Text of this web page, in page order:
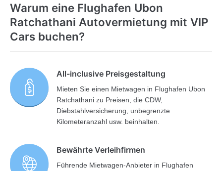
Warum eine Flughafen Ubon
Ratchathani Autovermietung mit VIP
Cars buchen?
All-inclusive Preisgestaltung
Mieten Sie einen Mietwagen in Flughafen Ubon
Ratchathani zu Preisen, die CDW,
Diebstahlversicherung, unbegrenzte
Kilometeranzahl usw. beinhalten.
Bewährte Verleihfirmen
Führende Mietwagen-Anbieter in Flughafen